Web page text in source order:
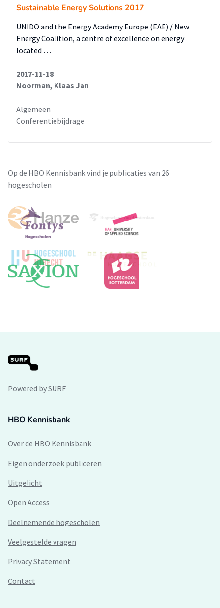
Sustainable Energy Solutions 2017
UNIDO and the Energy Academy Europe (EAE) / New
Energy Coalition, a centre of excellence on energy
located …
2017-11-18
Noorman, Klaas Jan
Algemeen
Conferentiebijdrage
Op de HBO Kennisbank vind je publicaties van 26
hogescholen
Powered by SURF
HBO Kennisbank
Over de HBO Kennisbank
Eigen onderzoek publiceren
Uitgelicht
Open Access
Deelnemende hogescholen
Veelgestelde vragen
Privacy Statement
Contact